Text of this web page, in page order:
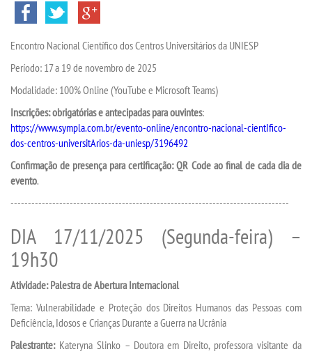
VESTIBULAR
INSCREVA-SE
SEGUNDA GRADUAÇÃO
MATRÍCULA
PUBLICAÇÕES
REVISTAS ELETRÔNICAS
REVISTA SABER ACADÊMICO
Encontro Nacional Científico dos Centros Universitários da UNIESP
Período: 17 a 19 de novembro de 2025
Modalidade: 100% Online (YouTube e Microsoft Teams)
Inscrições: obrigatórias e antecipadas para ouvintes:
https://www.sympla.com.br/evento-online/encontro-nacional-cientIfico-
dos-centros-universitArios-da-uniesp/3196492
Confirmação de presença para certificação: QR Code ao final de cada dia de
evento.
--------------------------------------------------------------------------------
DIA 17/11/2025 (Segunda-feira) –
19h30
Atividade: Palestra de Abertura Internacional
Tema: Vulnerabilidade e Proteção dos Direitos Humanos das Pessoas com
Deficiência, Idosos e Crianças Durante a Guerra na Ucrânia
Palestrante:Kateryna Slinko – Doutora em Direito, professora visitante da